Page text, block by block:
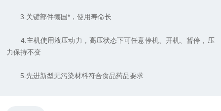
3.关键部件德国*，使用寿命长
4.主机使用液压动力，高压状态下可任意停机、开机、暂停，压
力保持不变
5.先进新型无污染材料符合食品药品要求